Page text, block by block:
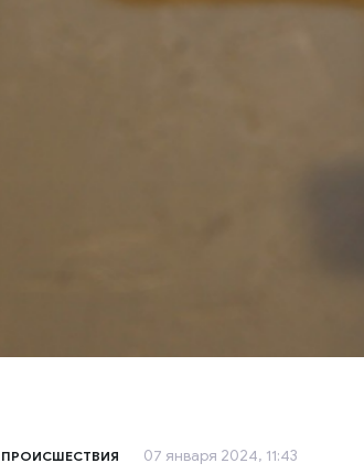
ПРОИСШЕСТВИЯ 07 января 2024, 11:43